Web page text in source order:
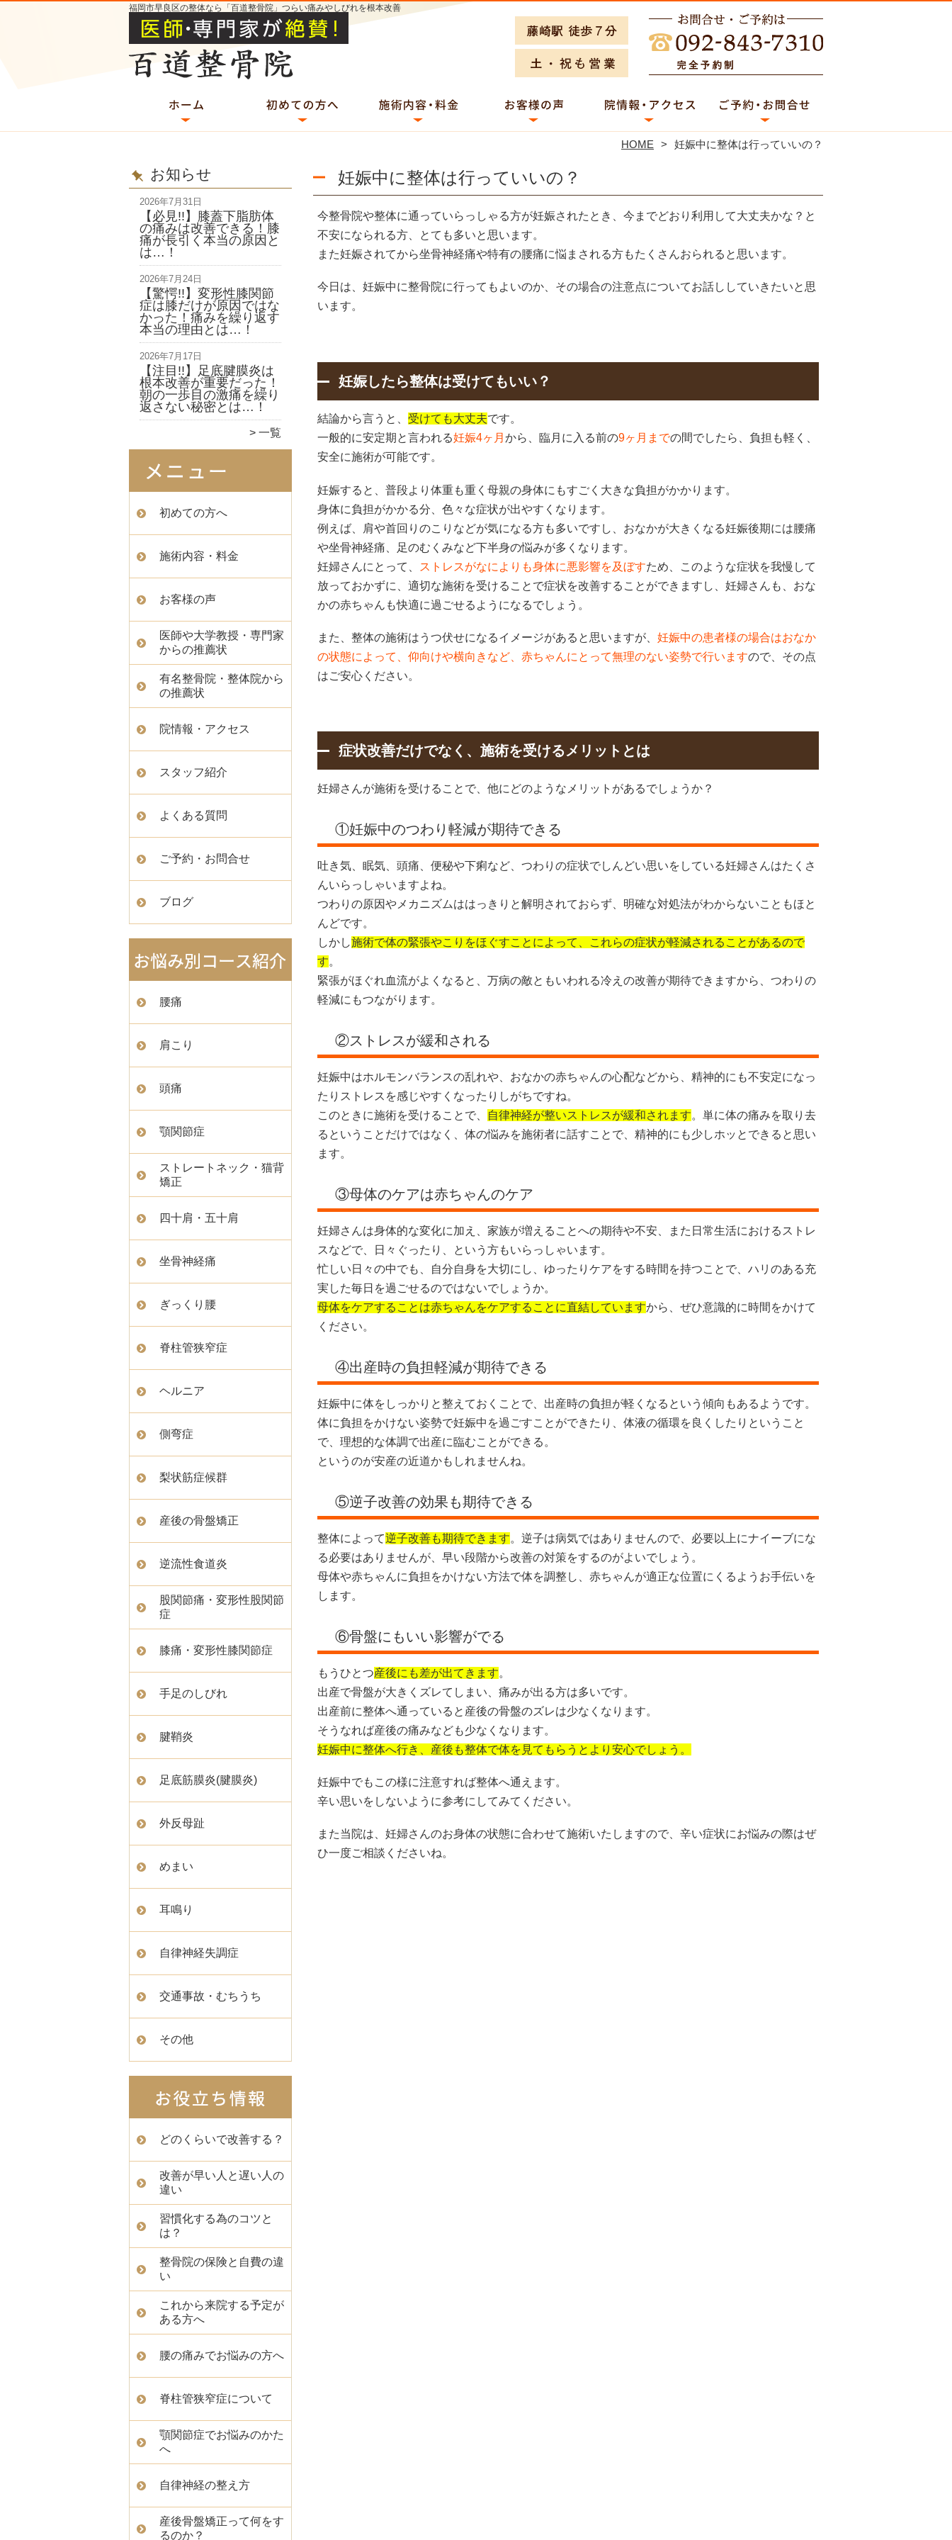
福岡市早良区の整体なら「百道整骨院」つらい痛みやしびれを根本改善
HOME 妊娠中に整体は行っていいの？
お知らせ
2026年7月31日
【必見!!】膝蓋下脂肪体
の痛みは改善できる！膝
痛が長引く本当の原因と
は…！
2026年7月24日
【驚愕!!】変形性膝関節
症は膝だけが原因ではな
かった！痛みを繰り返す
本当の理由とは…！
2026年7月17日
【注目!!】足底腱膜炎は
根本改善が重要だった！
朝の一歩目の激痛を繰り
返さない秘密とは…！
一覧
初めての方へ
施術内容・料金
お客様の声
医師や大学教授・専門家
からの推薦状
有名整骨院・整体院から
の推薦状
院情報・アクセス
スタッフ紹介
よくある質問
ご予約・お問合せ
ブログ
腰痛
肩こり
頭痛
顎関節症
ストレートネック・猫背
矯正
四十肩・五十肩
坐骨神経痛
ぎっくり腰
脊柱管狭窄症
ヘルニア
側弯症
梨状筋症候群
産後の骨盤矯正
逆流性食道炎
股関節痛・変形性股関節
症
膝痛・変形性膝関節症
手足のしびれ
腱鞘炎
足底筋膜炎(腱膜炎)
外反母趾
めまい
耳鳴り
自律神経失調症
交通事故・むちうち
その他
どのくらいで改善する？
改善が早い人と遅い人の
違い
習慣化する為のコツと
は？
整骨院の保険と自費の違
い
これから来院する予定が
ある方へ
腰の痛みでお悩みの方へ
脊柱管狭窄症について
顎関節症でお悩みのかた
へ
自律神経の整え方
産後骨盤矯正って何をす
るのか？
妊娠中に整体は行っていいの？
今整骨院や整体に通っていらっしゃる方が妊娠されたとき、今までどおり利用して大丈夫かな？と
不安になられる方、とても多いと思います。
また妊娠されてから坐骨神経痛や特有の腰痛に悩まされる方もたくさんおられると思います。
今日は、妊娠中に整骨院に行ってもよいのか、その場合の注意点についてお話ししていきたいと思
います。
妊娠したら整体は受けてもいい？
結論から言うと、 受けても大丈夫です。
一般的に安定期と言われる妊娠4ヶ月 から、臨月に入る前の9ヶ月までの間でしたら、負担も軽く、
安全に施術が可能です。
妊娠すると、普段より体重も重く母親の身体にもすごく大きな負担がかかります。
身体に負担がかかる分、色々な症状が出やすくなります。
例えば、肩や首回りのこりなどが気になる方も多いですし、おなかが大きくなる妊娠後期には腰痛
や坐骨神経痛、足のむくみなど下半身の悩みが多くなります。
妊婦さんにとって、
ストレスがなによりも身体に悪影響を及ぼすため、このような症状を我慢して
放っておかずに、適切な施術を受けることで症状を改善することができますし、妊婦さんも、おな
かの赤ちゃんも快適に過ごせるようになるでしょう。
また、整体の施術はうつ伏せになるイメージがあると思いますが、 妊娠中の患者様の場合はおなか
の状態によって、仰向けや横向きなど、赤ちゃんにとって無理のない姿勢で行いますので、その点
はご安心ください。
症状改善だけでなく、施術を受けるメリットとは
妊婦さんが施術を受けることで、他にどのようなメリットがあるでしょうか？
①妊娠中のつわり軽減が期待できる
吐き気、眠気、頭痛、便秘や下痢など、つわりの症状でしんどい思いをしている妊婦さんはたくさ
んいらっしゃいますよね。
つわりの原因やメカニズムははっきりと解明されておらず、明確な対処法がわからないこともほと
んどです。
しかし施術で体の緊張やこりをほぐすことによって、これらの症状が軽減されることがあるので
す。
緊張がほぐれ血流がよくなると、万病の敵ともいわれる冷えの改善が期待できますから、つわりの
軽減にもつながります。
②ストレスが緩和される
妊娠中はホルモンバランスの乱れや、おなかの赤ちゃんの心配などから、精神的にも不安定になっ
たりストレスを感じやすくなったりしがちですね。
このときに施術を受けることで、
自律神経が整いストレスが緩和されます。単に体の痛みを取り去
るということだけではなく、体の悩みを施術者に話すことで、精神的にも少しホッとできると思い
ます。
③母体のケアは赤ちゃんのケア
妊婦さんは身体的な変化に加え、家族が増えることへの期待や不安、また日常生活におけるストレ
スなどで、日々ぐったり、という方もいらっしゃいます。
忙しい日々の中でも、自分自身を大切にし、ゆったりケアをする時間を持つことで、ハリのある充
実した毎日を過ごせるのではないでしょうか。
母体をケアすることは赤ちゃんをケアすることに直結していますから、ぜひ意識的に時間をかけて
ください。
④出産時の負担軽減が期待できる
妊娠中に体をしっかりと整えておくことで、出産時の負担が軽くなるという傾向もあるようです。
体に負担をかけない姿勢で妊娠中を過ごすことができたり、体液の循環を良くしたりということ
で、理想的な体調で出産に臨むことができる。
というのが安産の近道かもしれませんね。
⑤逆子改善の効果も期待できる
整体によって逆子改善も期待できます。逆子は病気ではありませんので、必要以上にナイーブにな
る必要はありませんが、早い段階から改善の対策をするのがよいでしょう。
母体や赤ちゃんに負担をかけない方法で体を調整し、赤ちゃんが適正な位置にくるようお手伝いを
します。
⑥骨盤にもいい影響がでる
もうひとつ産後にも差が出てきます。
出産で骨盤が大きくズレてしまい、痛みが出る方は多いです。
出産前に整体へ通っていると産後の骨盤のズレは少なくなります。
そうなれば産後の痛みなども少なくなります。
妊娠中に整体へ行き、産後も整体で体を見てもらうとより安心でしょう。
妊娠中でもこの様に注意すれば整体へ通えます。
辛い思いをしないように参考にしてみてください。
また当院は、妊婦さんのお身体の状態に合わせて施術いたしますので、辛い症状にお悩みの際はぜ
ひ一度ご相談くださいね。